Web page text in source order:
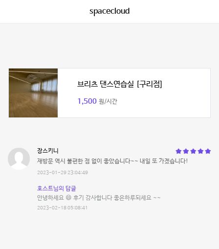
spacecloud
브리츠 댄스연습실 [구리점]
1,500 원/시간
장스키니
재방문 역시 불편한 점 없이 좋았습니다~~ 내일 또 가겠습니다!
2023-01-29 23:04:49
호스트님의 답글
안녕하세요 😄 후기 감사합니다 좋은하루되세요 ~~
2023-02-18 05:08:41